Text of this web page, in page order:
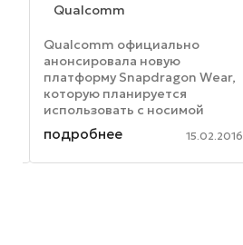
Qualcomm
Qualcomm официально
анонсировала новую
платформу Snapdragon Wear,
которую планируется
использовать с носимой
электроникой и со смарт-
часами. Основой устройства
подробнее 15.02.2016